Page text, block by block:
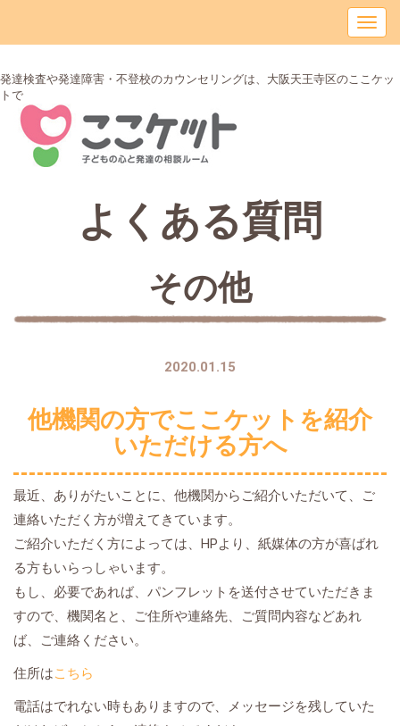
発達検査や発達障害・不登校のカウンセリングは、大阪天王寺区のここケッ
トで
よくある質問
その他
2020.01.15
他機関の方でここケットを紹介
いただける方へ
最近、ありがたいことに、他機関からご紹介いただいて、ご
連絡いただく方が増えてきています。
ご紹介いただく方によっては、HPより、紙媒体の方が喜ばれ
る方もいらっしゃいます。
もし、必要であれば、パンフレットを送付させていただきま
すので、機関名と、ご住所や連絡先、ご質問内容などあれ
ば、ご連絡ください。
住所はこちら
電話はでれない時もありますので、メッセージを残していた